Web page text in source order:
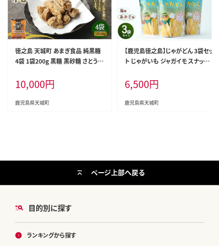
徳之島 天城町 あまぎ食品 純黒糖
4袋 1袋200g 黒糖 黒砂糖 さとうき
10,000円
鹿児島県天城町
【鹿児島徳之島】じゃがどん 3袋セッ
ト じゃがいも ジャガイモ スナック
6,500円
鹿児島県天城町
目的別に探す
ランキングから探す
ページ上部へ戻る